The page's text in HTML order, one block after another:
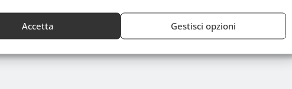
Accetta Gestisci opzioni